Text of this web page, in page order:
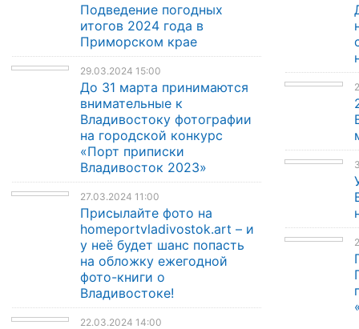
Подведение погодных
итогов 2024 года в
Приморском крае
29.03.2024 15:00
До 31 марта принимаются
внимательные к
Владивостоку фотографии
на городской конкурс
«Порт приписки
Владивосток 2023»
27.03.2024 11:00
Присылайте фото на
homeportvladivostok.art – и
у неё будет шанс попасть
на обложку ежегодной
фото-книги о
Владивостоке!
22.03.2024 14:00